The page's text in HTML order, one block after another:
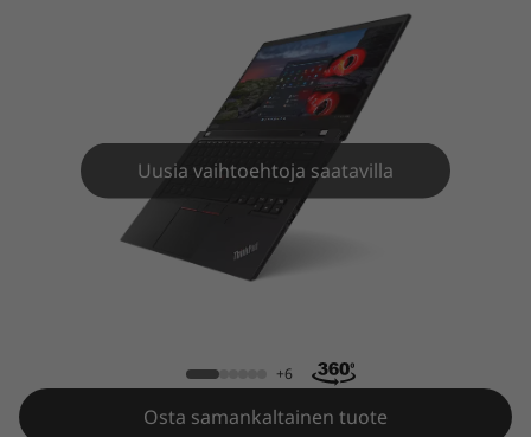
Uusia vaihtoehtoja saatavilla
+6
Osta samankaltainen tuote